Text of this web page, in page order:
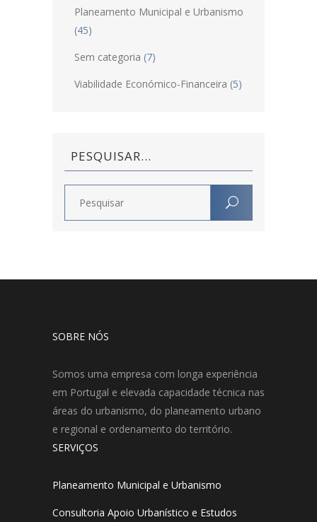
Planeamento Municipal e Urbanismo
(45)
Sem categoria (7)
Viabilidade Económico-Financeira (5)
PESQUISAR…
SOBRE NÓS
Somos uma empresa com longa experiência
em Portugal e elevada capacidade técnica nas
áreas do urbanismo, do planeamento urbano
e regional e ordenamento do território.
SERVIÇOS
Planeamento Municipal e Urbanismo
Consultoria Apoio Urbanístico e Estudos